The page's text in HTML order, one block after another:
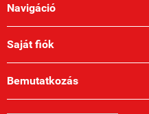
Navigáció
Saját fiók
Bemutatkozás